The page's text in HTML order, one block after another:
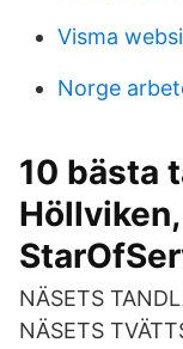
Visma
Norge
10 bästa
NÄSETS
NÄSETS